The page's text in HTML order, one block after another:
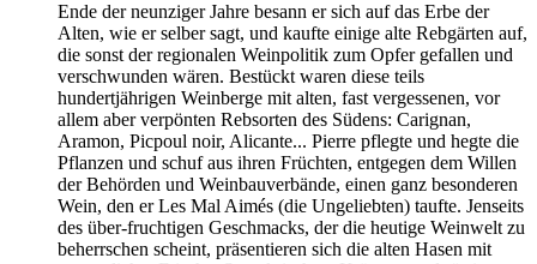
Ende der neunziger Jahre besann er sich auf das Erbe der
Alten, wie er selber sagt, und kaufte einige alte Rebgärten auf,
die sonst der regionalen Weinpolitik zum Opfer gefallen und
verschwunden wären. Bestückt waren diese teils
hundertjährigen Weinberge mit alten, fast vergessenen, vor
allem aber verpönten Rebsorten des Südens: Carignan,
Aramon, Picpoul noir, Alicante... Pierre pflegte und hegte die
Pflanzen und schuf aus ihren Früchten, entgegen dem Willen
der Behörden und Weinbauverbände, einen ganz besonderen
Wein, den er Les Mal Aimés (die Ungeliebten) taufte. Jenseits
des über-fruchtigen Geschmacks, der die heutige Weinwelt zu
beherrschen scheint, präsentieren sich die alten Hasen mit